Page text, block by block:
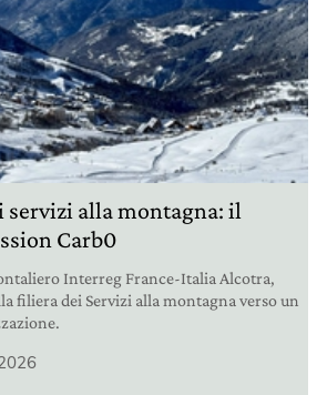
servizi alla montagna: il
Carb0
Interreg France-Italia Alcotra,
filiera dei Servizi alla montagna verso un